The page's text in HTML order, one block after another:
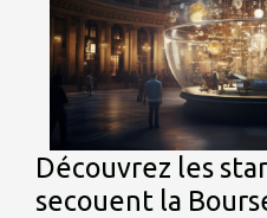
Découvrez les
secouent la